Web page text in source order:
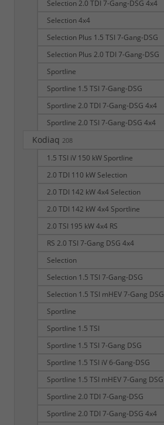
Selection 2.0 TDI 7-Gang-DSG 4x4
Selection 4x4
Selection Plus 1.5 TSI 7-Gang-DSG
Selection Plus 2.0 TDI 7-Gang-DSG
Sportline
Sportline 1.5 TSI 7-Gang-DSG
Sportline 2.0 TDI 7-Gang-DSG 4x4
Sportline 2.0 TSI 7-Gang-DSG 4x4
Kodiaq 208
1.5 TSI iV 150 kW Sportline
2.0 TDI 110 kW Selection
2.0 TDI 142 kW 4x4 Selection
2.0 TDI 142 kW 4x4 Sportline
2.0 TSI 195 kW 4x4 RS
RS 2.0 TSI 7-Gang DSG 4x4
Selection
Selection 1.5 TSI 7-Gang-DSG
Selection 1.5 TSI mHEV 7-Gang DSG
Sportline
Sportline 1.5 TSI
Sportline 1.5 TSI 7-Gang DSG
Sportline 1.5 TSI iV 6-Gang-DSG
Sportline 1.5 TSI mHEV 7-Gang DSG
Sportline 2.0 TDI 7-Gang-DSG
Sportline 2.0 TDI 7-Gang-DSG 4x4